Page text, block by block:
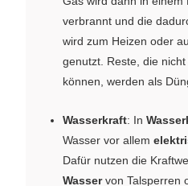
verbrannt und die
wird zum Heizen oder
genutzt. Reste, die
können, werden als
Wasserkraft: In
Wasser vor allem
Dafür nutzen die
Wasservon Talsperren